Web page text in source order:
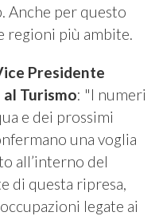
Anche per questo
regioni più ambite.
Presidente
Turismo: "I numeri
e dei prossimi
una voglia
all’interno del
di questa ripresa,
legate ai